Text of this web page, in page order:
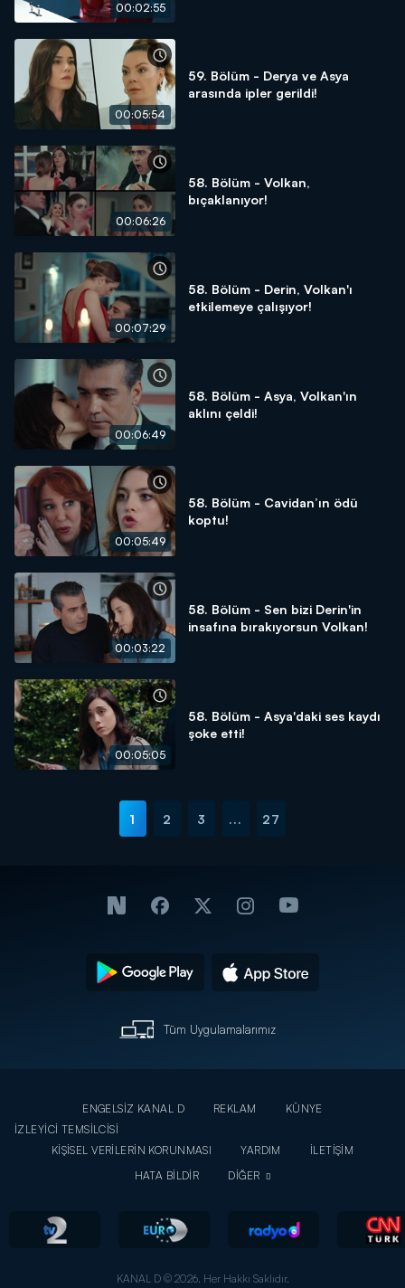
00:02:55
00:05:54
59. Bölüm - Derya ve Asya
arasında ipler gerildi!
00:06:26
58. Bölüm - Volkan,
bıçaklanıyor!
00:07:29
58. Bölüm - Derin, Volkan'ı
etkilemeye çalışıyor!
00:06:49
58. Bölüm - Asya, Volkan'ın
aklını çeldi!
00:05:49
58. Bölüm - Cavidan’ın ödü
koptu!
00:03:22
58. Bölüm - Sen bizi Derin'in
insafına bırakıyorsun Volkan!
00:05:05
58. Bölüm - Asya'daki ses kaydı
şoke etti!
1 2 3 ... 27
Tüm Uygulamalarımız
ENGELSİZ KANAL D REKLAM
KÜNYE
İZLEYİCİ TEMSİLCİSİ
KİŞİSEL VERİLERİN KORUNMASI
YARDIM
İLETİŞİM
HATA BİLDİR
DİĞER
KANAL D © 2026. Her Hakkı Saklıdır.